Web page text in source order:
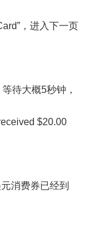
，进入下一页
待大概5秒钟，
$20.00
消费券已经到